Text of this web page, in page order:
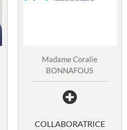
Madame Coralie
BONNAFOUS
COLLABORATRICE